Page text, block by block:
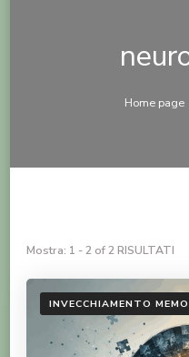
Home page
Mostra: 1 - 2 of 2 RISULTATI
INVECCHIAMENTO